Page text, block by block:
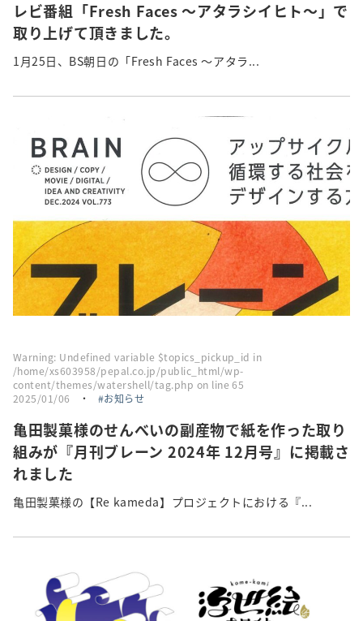
レビ番組「Fresh Faces 〜アタラシイヒト〜」で
取り上げて頂きました。
1月25日、BS朝日の「Fresh Faces 〜アタラ...
Warning: Undefined variable $topics_pickup_id in
/home/xs603958/pepal.co.jp/public_html/wp-
content/themes/watershell/tag.php on line65
2025/01/06
・ お知らせ
亀田製菓様のせんべいの副産物で紙を作った取り
組みが『月刊ブレーン 2024年 12月号』に掲載さ
れました
亀田製菓様の【Re kameda】プロジェクトにおける『...